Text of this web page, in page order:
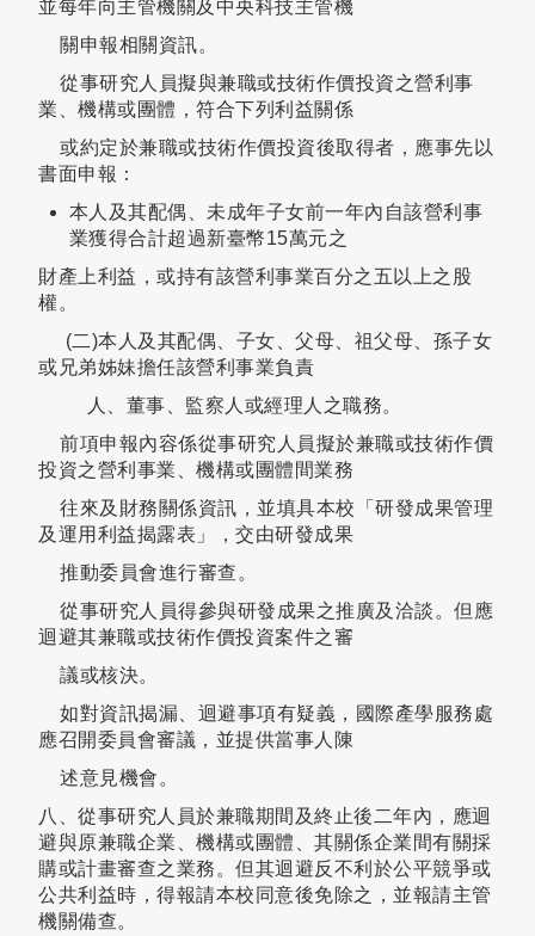
並每年向主管機關及中央科技主管機
關申報相關資訊。
從事研究人員擬與兼職或技術作價投資之營利事
業、機構或團體，符合下列利益關係
或約定於兼職或技術作價投資後取得者，應事先以
書面申報：
本人及其配偶、未成年子女前一年內自該營利事
業獲得合計超過新臺幣15萬元之
財產上利益，或持有該營利事業百分之五以上之股
權。
(二)本人及其配偶、子女、父母、祖父母、孫子女
或兄弟姊妹擔任該營利事業負責
人、董事、監察人或經理人之職務。
前項申報內容係從事研究人員擬於兼職或技術作價
投資之營利事業、機構或團體間業務
往來及財務關係資訊，並填具本校「研發成果管理
及運用利益揭露表」，交由研發成果
推動委員會進行審查。
從事研究人員得參與研發成果之推廣及洽談。但應
迴避其兼職或技術作價投資案件之審
議或核決。
如對資訊揭漏、迴避事項有疑義，國際產學服務處
應召開委員會審議，並提供當事人陳
述意見機會。
八、從事研究人員於兼職期間及終止後二年內，應迴
避與原兼職企業、機構或團體、其關係企業間有關採
購或計畫審查之業務。但其迴避反不利於公平競爭或
公共利益時，得報請本校同意後免除之，並報請主管
機關備查。